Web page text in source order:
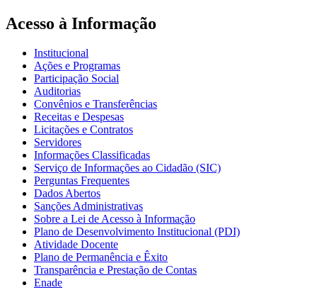
Acesso à Informação
Institucional
Ações e Programas
Participação Social
Auditorias
Convênios e Transferências
Receitas e Despesas
Licitações e Contratos
Servidores
Informações Classificadas
Serviço de Informações ao Cidadão (SIC)
Perguntas Frequentes
Dados Abertos
Sanções Administrativas
Sobre a Lei de Acesso à Informação
Plano de Desenvolvimento Institucional (PDI)
Atividade Docente
Plano de Permanência e Êxito
Transparência e Prestação de Contas
Enade